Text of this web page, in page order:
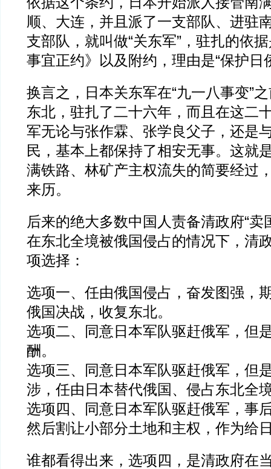
顺、大连，并且派了一支部队、进驻
支部队，就叫做“关东军”，驻扎的依
事宜正约》以及附约，理由是“保护日
换言之，日本关东军在“九一八事变”
东北，驻扎了二十六年，而且在这二
军无论与张作霖、张学良父子，还是
民，基本上都保持了相安无事。这就
满铁路、林矿产主权流失的简要经过
来历。
后来的绝大多数中国人责备清政府“卖
在东北全境被俄国侵占的情况下，清
项选择：
选项一、任由俄国侵占，奋发图强，
俄国决战，收复东北。
选项二、同意日本军队驱赶俄军，但
酬。
选项三、同意日本军队驱赶俄军，但
涉，任由日本替代俄国、侵占东北全
选项四、同意日本军队驱赶俄军，事
然后割让小部分土地和主权，作为给
谁都看得出来，选项四，是清政府在